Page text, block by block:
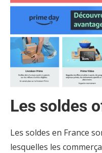
Les soldes
Les soldes en France
lesquelles les